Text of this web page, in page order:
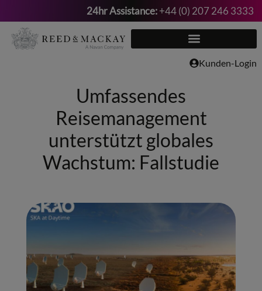
Zum
Inhalt
24hr Assistance:+44 (0) 207 246 3333
Kunden-Login
Umfassendes
Reisemanagement
unterstützt globales
Wachstum: Fallstudie